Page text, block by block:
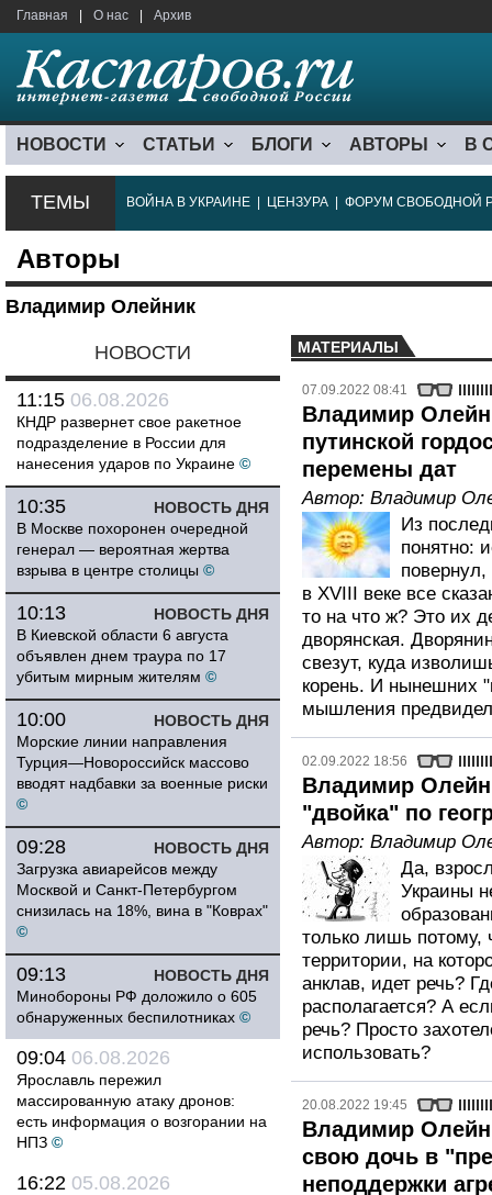
Главная О нас Архив
НОВОСТИ СТАТЬИ БЛОГИ АВТОРЫ В
ТЕМЫ ВОЙНА В УКРАИНЕ ЦЕНЗУРА ФОРУМ СВОБОДНОЙ
Авторы
Владимир Олейник
НОВОСТИ
11:15 06.08.2026
КНДР развернет свое ракетное
подразделение в России для
нанесения ударов по Украине ©
НОВОСТЬ ДНЯ
10:35
В Москве похоронен очередной
генерал — вероятная жертва
взрыва в центре столицы ©
НОВОСТЬ ДНЯ
10:13
В Киевской области 6 августа
объявлен днем траура по 17
убитым мирным жителям ©
НОВОСТЬ ДНЯ
10:00
Морские линии направления
Турция—Новороссийск массово
вводят надбавки за военные риски
©
НОВОСТЬ ДНЯ
09:28
Загрузка авиарейсов между
Москвой и Санкт-Петербургом
снизилась на 18%, вина в "Коврах"
©
НОВОСТЬ ДНЯ
09:13
Минобороны РФ доложило о 605
обнаруженных беспилотниках ©
09:04 06.08.2026
Ярославль пережил
массированную атаку дронов:
есть информация о возгорании на
НПЗ ©
16:22 05.08.2026
МАТЕРИАЛЫ
07.09.2022 08:41
Владимир
путинской
перемены дат
Автор: Владимир
Из
понятно:
в XVIII веке все
то на что ж? Это их
дворянская.
свезут, куда
корень. И нынешних
мышления
02.09.2022 18:56
Владимир
"двойка" по
Автор: Владимир
Да,
Украины
только лишь
территории, на
анклав, идет речь?
располагается? А
речь? Просто
использовать?
20.08.2022 19:45
Владимир
свою дочь в
неподдержки